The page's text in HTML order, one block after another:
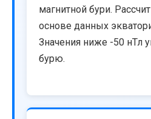
магнитной бури.
основе данных
Значения ниже -50 нТл
бурю.